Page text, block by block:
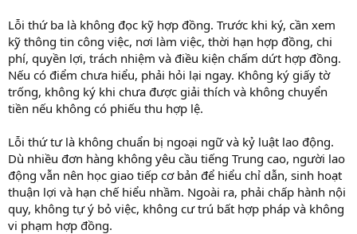
Lỗi thứ ba là không đọc kỹ hợp đồng. Trước khi ký, cần xem
kỹ thông tin công việc, nơi làm việc, thời hạn hợp đồng, chi
phí, quyền lợi, trách nhiệm và điều kiện chấm dứt hợp đồng.
Nếu có điểm chưa hiểu, phải hỏi lại ngay. Không ký giấy tờ
trống, không ký khi chưa được giải thích và không chuyển
tiền nếu không có phiếu thu hợp lệ.
Lỗi thứ tư là không chuẩn bị ngoại ngữ và kỷ luật lao động.
Dù nhiều đơn hàng không yêu cầu tiếng Trung cao, người lao
động vẫn nên học giao tiếp cơ bản để hiểu chỉ dẫn, sinh hoạt
thuận lợi và hạn chế hiểu nhầm. Ngoài ra, phải chấp hành nội
quy, không tự ý bỏ việc, không cư trú bất hợp pháp và không
vi phạm hợp đồng.